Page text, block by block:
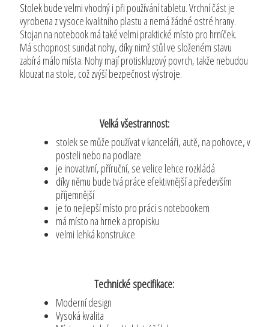
Stolek bude velmi vhodný i při používání tabletu. Vrchní část je
vyrobena z vysoce kvalitního plastu a nemá žádné ostré hrany.
Stojan na notebook má také velmi praktické místo pro hrníček.
Má schopnost sundat nohy, díky nimž stůl ve složeném stavu
zabírá málo místa. Nohy mají protiskluzový povrch, takže nebudou
klouzat na stole, což zvýší bezpečnost výstroje.
Velká všestrannost:
stolek se může používat v kanceláři, autě, na pohovce, v
posteli nebo na podlaze
je inovativní, příruční, se velice lehce rozkládá
díky němu bude tvá práce efektivnější a především
příjemnější
je to nejlepší místo pro práci s notebookem
má místo na hrnek a propisku
velmi lehká konstrukce
Technické specifikace:
Moderní design
Vysoká kvalita